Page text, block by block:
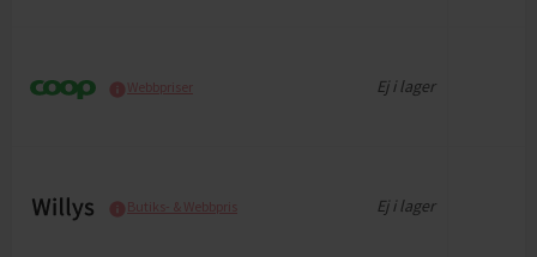
Webbpriser Ej i lager
Butiks- & Webbpris Ej i lager